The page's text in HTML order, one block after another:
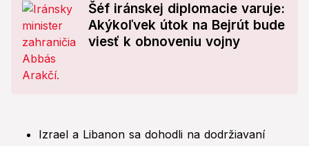
Šéf iránskej diplomacie varuje:
Akýkoľvek útok na Bejrút bude
viesť k obnoveniu vojny
Izrael a Libanon sa dohodli na dodržiavaní